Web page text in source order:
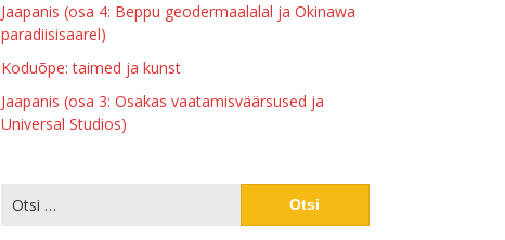
Jaapanis (osa 4: Beppu geodermaalalal ja Okinawa
paradiisisaarel)
Koduõpe: taimed ja kunst
Jaapanis (osa 3: Osakas vaatamisväärsused ja
Universal Studios)